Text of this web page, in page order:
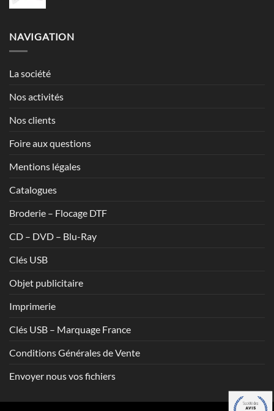
NAVIGATION
La société
Nos activités
Nos clients
Foire aux questions
Mentions légales
Catalogues
Broderie – Flocage DTF
CD – DVD – Blu-Ray
Clés USB
Objet publicitaire
Imprimerie
Clés USB – Marquage France
Conditions Générales de Vente
Envoyer nous vos fichiers